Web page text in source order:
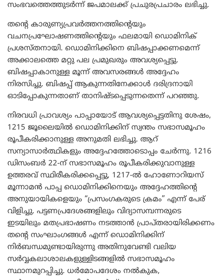
സംഭവത്തെത്തുടർന്ന് ജപമാലക്ക് പ്രചുരപ്രചാരം ലഭിച്ചു.
തന്റെ കാരുണ്യപ്രവർത്തനത്തിന്റെയും
വചനപ്രഘോഷണത്തിന്റെയും ഫലമായി ഡൊമിനിക്
പ്രശസ്തനായി. ഡൊമിനിക്കിനെ ബിഷപ്പാക്കണമെന്ന്
അക്കാലത്തെ മറ്റു പല പ്രമുഖരും അവശ്യപ്പെട്ടു.
ബിഷപ്പാകാനുള്ള മൂന്ന് അവസരങ്ങൾ അദ്ദേഹം
നിരസിച്ചു. ബിഷപ്പ് ആകുന്നതിനേക്കാൾ ദരിദ്രനായി
ഓടിപ്പോകുന്നതാണ് താനിഷ്ടപ്പെടുന്നതെന്ന് പറഞ്ഞു.
നിരവധി പ്രാവശ്യം പാപ്പായോട് ആവശ്യപ്പെട്ടതിനു ശേഷം,
1215 ജൂലൈയിൽ ഡൊമിനിക്കിന് സ്വന്തം സഭാസമൂഹം
രൂപീകരിക്കാനുള്ള അനുമതി ലഭിച്ചു. ആറ്
സന്യാസാർത്ഥികളും അദ്ദേഹത്തോടൊപ്പം ചേർന്നു. 1216
ഡിസംബർ 22-ന് സഭാസമൂഹം രൂപീകരിക്കുവാനുള്ള
ഉത്തരവ് സ്ഥിരീകരിക്കപ്പെട്ടു, 1217-ൽ ഹോണോറിയസ്
മൂന്നാമൻ പാപ്പ ഡൊമിനിക്കിനെയും അദ്ദേഹത്തിന്റെ
അനുയായികളെയും “പ്രസംഗകരുടെ ക്രമം” എന്ന് പേര്
വിളിച്ചു. പട്ടണപ്രദേശങ്ങളിലും വിദ്യാസമ്പന്നരുടെ
ഇടയിലും മതപ്രഭാഷണം നടത്താൻ പ്രാപ്തരായിരിക്കണം
തന്റെ സംഘാംഗങ്ങൾ എന്ന് ഡൊമിനിക്കിന്
നിർബന്ധമുണ്ടായിരുന്നു അതിനുവേണ്ടി വലിയ
സർവ്വകലാശാലകളുള്ളിടങ്ങളിൽ സഭാസമൂഹം
സ്ഥാനമുറപ്പിച്ചു. ധർമോപദേശം നൽകുക,